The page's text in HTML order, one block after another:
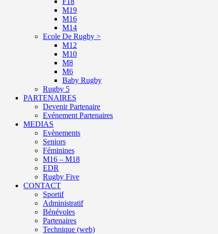
M19
M16
M14
Ecole De Rugby >
M12
M10
M8
M6
Baby Rugby
Rugby 5
PARTENAIRES
Devenir Partenaire
Evénement Partenaires
MEDIAS
Evènements
Seniors
Féminines
M16 – M18
EDR
Rugby Five
CONTACT
Sportif
Administratif
Bénévoles
Partenaires
Technique (web)